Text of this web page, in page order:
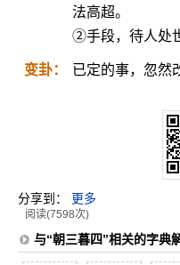
法高超。
②手段，待人处
变卦： 已定的事，忽然
分享到： 更多
阅读(7598次)
与“朝三暮四”相关的字典